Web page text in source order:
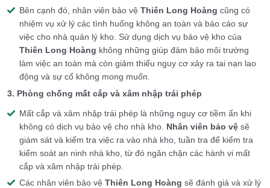
Bên cạnh đó, nhân viên bảo vệ Thiên Long Hoàng cũng có
nhiệm vụ xử lý các tình huống không an toàn và báo cáo sự
việc cho nhà quản lý kho. Sử dụng dịch vụ bảo vệ kho của
Thiên Long Hoàng không những giúp đảm bảo môi trường
làm việc an toàn mà còn giảm thiểu nguy cơ xảy ra tai nạn lao
động và sự cố không mong muốn.
3. Phòng chống mất cắp và xâm nhập trái phép
Mất cắp và xâm nhập trái phép là những nguy cơ tiềm ẩn khi
không có dịch vụ bảo vệ cho nhà kho. Nhân viên bảo vệ sẽ
giám sát và kiểm tra việc ra vào nhà kho, tuần tra để kiểm tra
kiểm soát an ninh nhà kho, từ đó ngăn chặn các hành vi mất
cắp và xâm nhập trái phép.
Các nhân viên bảo vệ Thiên Long Hoàng sẽ đánh giá và xử lý